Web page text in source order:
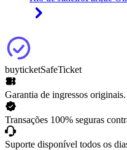
buyticketSafeTicket
Garantia de ingressos originais.
Transações 100% seguras
Suporte disponível todos os